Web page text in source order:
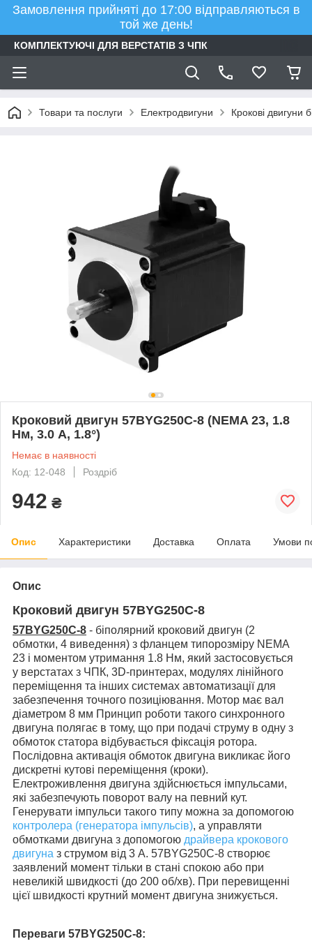
Замовлення прийняті до 17:00 відправляються в
той же день!
КОМПЛЕКТУЮЧІ ДЛЯ ВЕРСТАТІВ З ЧПК
Товари та послуги Електродвигуни Крокові двигуни
Кроковий двигун 57BYG250C-8 (NEMA 23, 1.8
Нм, 3.0 А, 1.8°)
Немає в наявності
Код: 12-048
Роздріб
942 ₴
Опис Характеристики Доставка Оплата Умови
Опис
Кроковий двигун 57BYG250C-8
57BYG250C-8 - біполярний кроковий двигун (2
обмотки, 4 виведення) з фланцем типорозміру NEMA
23 і моментом утримання 1.8 Нм, який застосовується
у верстатах з ЧПК, 3D-принтерах, модулях лінійного
переміщення та інших системах автоматизації для
забезпечення точного позиціювання. Мотор має вал
діаметром 8 мм Принцип роботи такого синхронного
двигуна полягає в тому, що при подачі струму в одну з
обмоток статора відбувається фіксація ротора.
Послідовна активація обмоток двигуна викликає його
дискретні кутові переміщення (кроки).
Електроживлення двигуна здійснюється імпульсами,
які забезпечують поворот валу на певний кут.
Генерувати імпульси такого типу можна за допомогою
контролера (генератора імпульсів), а управляти
обмотками двигуна з допомогою драйвера крокового
двигуна з струмом від 3 А. 57BYG250C-8 створює
заявлений момент тільки в стані спокою або при
невеликій швидкості (до 200 об/хв). При перевищенні
цієї швидкості крутний момент двигуна знижується.
Переваги 57BYG250C-8: